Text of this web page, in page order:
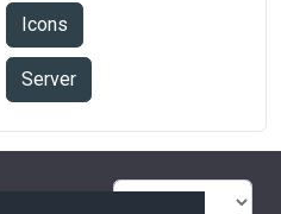
Icons
Server